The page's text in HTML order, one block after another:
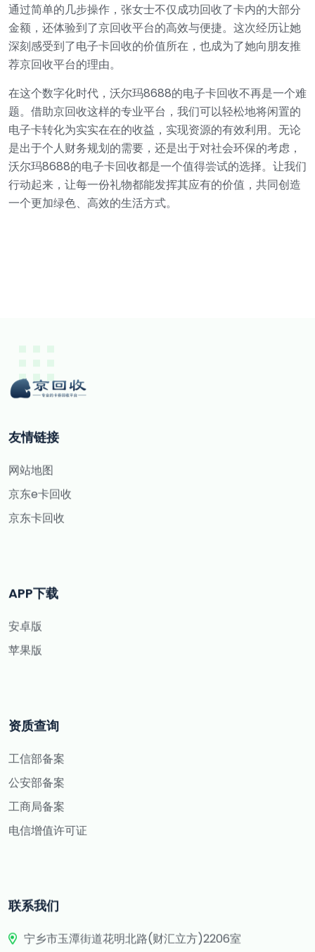
通过简单的几步操作，张女士不仅成功回收了卡内的大部分
金额，还体验到了京回收平台的高效与便捷。这次经历让她
深刻感受到了电子卡回收的价值所在，也成为了她向朋友推
荐京回收平台的理由。
在这个数字化时代，沃尔玛8688的电子卡回收不再是一个难
题。借助京回收这样的专业平台，我们可以轻松地将闲置的
电子卡转化为实实在在的收益，实现资源的有效利用。无论
是出于个人财务规划的需要，还是出于对社会环保的考虑，
沃尔玛8688的电子卡回收都是一个值得尝试的选择。让我们
行动起来，让每一份礼物都能发挥其应有的价值，共同创造
一个更加绿色、高效的生活方式。
友情链接
网站地图
京东e卡回收
京东卡回收
APP下载
安卓版
苹果版
资质查询
工信部备案
公安部备案
工商局备案
电信增值许可证
联系我们
宁乡市玉潭街道花明北路(财汇立方)2206室